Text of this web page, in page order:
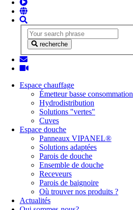
recherche
Espace chauffage
Émetteur basse consommation
Hydrodistribution
Solutions "vertes"
Cuves
Espace douche
Panneaux VIPANEL®
Solutions adaptées
Parois de douche
Ensemble de douche
Receveurs
Parois de baignoire
Où trouver nos produits ?
Actualités